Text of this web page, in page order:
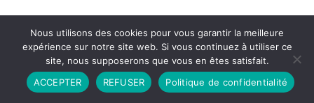
Partenariat Contact
Politique de Confidentialité
CGU
Copyright © 2026 - Propulsé par DIEUDUDIABLE
Nous utilisons des cookies pour vous garantir la meilleure
expérience sur notre site web. Si vous continuez à utiliser ce
site, nous supposerons que vous en êtes satisfait.
ACCEPTER
REFUSER Politique de confidentialité